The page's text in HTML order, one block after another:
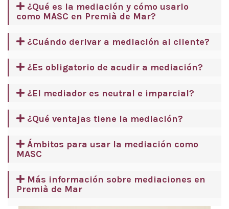
¿Qué es la mediación y cómo usarlo
como MASC en Premià de Mar?
¿Cuándo derivar a mediación al cliente?
¿Es obligatorio de acudir a mediación?
¿El mediador es neutral e imparcial?
¿Qué ventajas tiene la mediación?
Ámbitos para usar la mediación como
MASC
Más información sobre mediaciones en
Premià de Mar